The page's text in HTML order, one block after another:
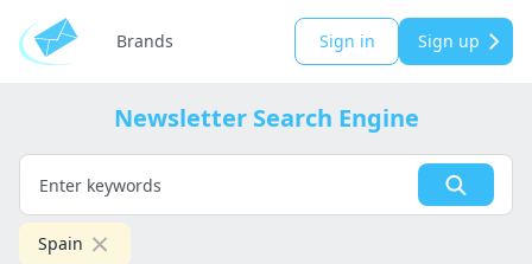
Brands Sign in Sign up
Newsletter Search Engine
Spain